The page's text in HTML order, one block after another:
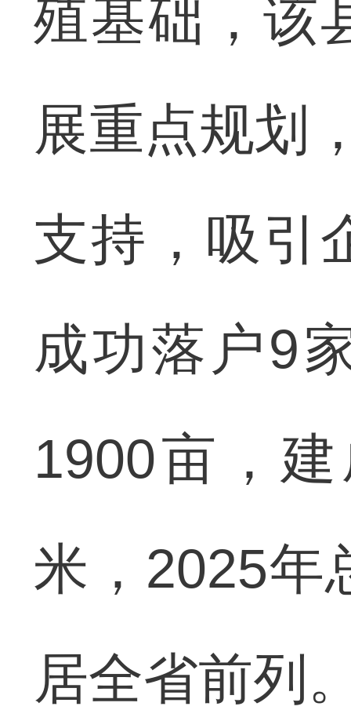
殖基础，该
展重点规划
支持，吸引
成功落户9
1900亩，
米，2025年
居全省前列